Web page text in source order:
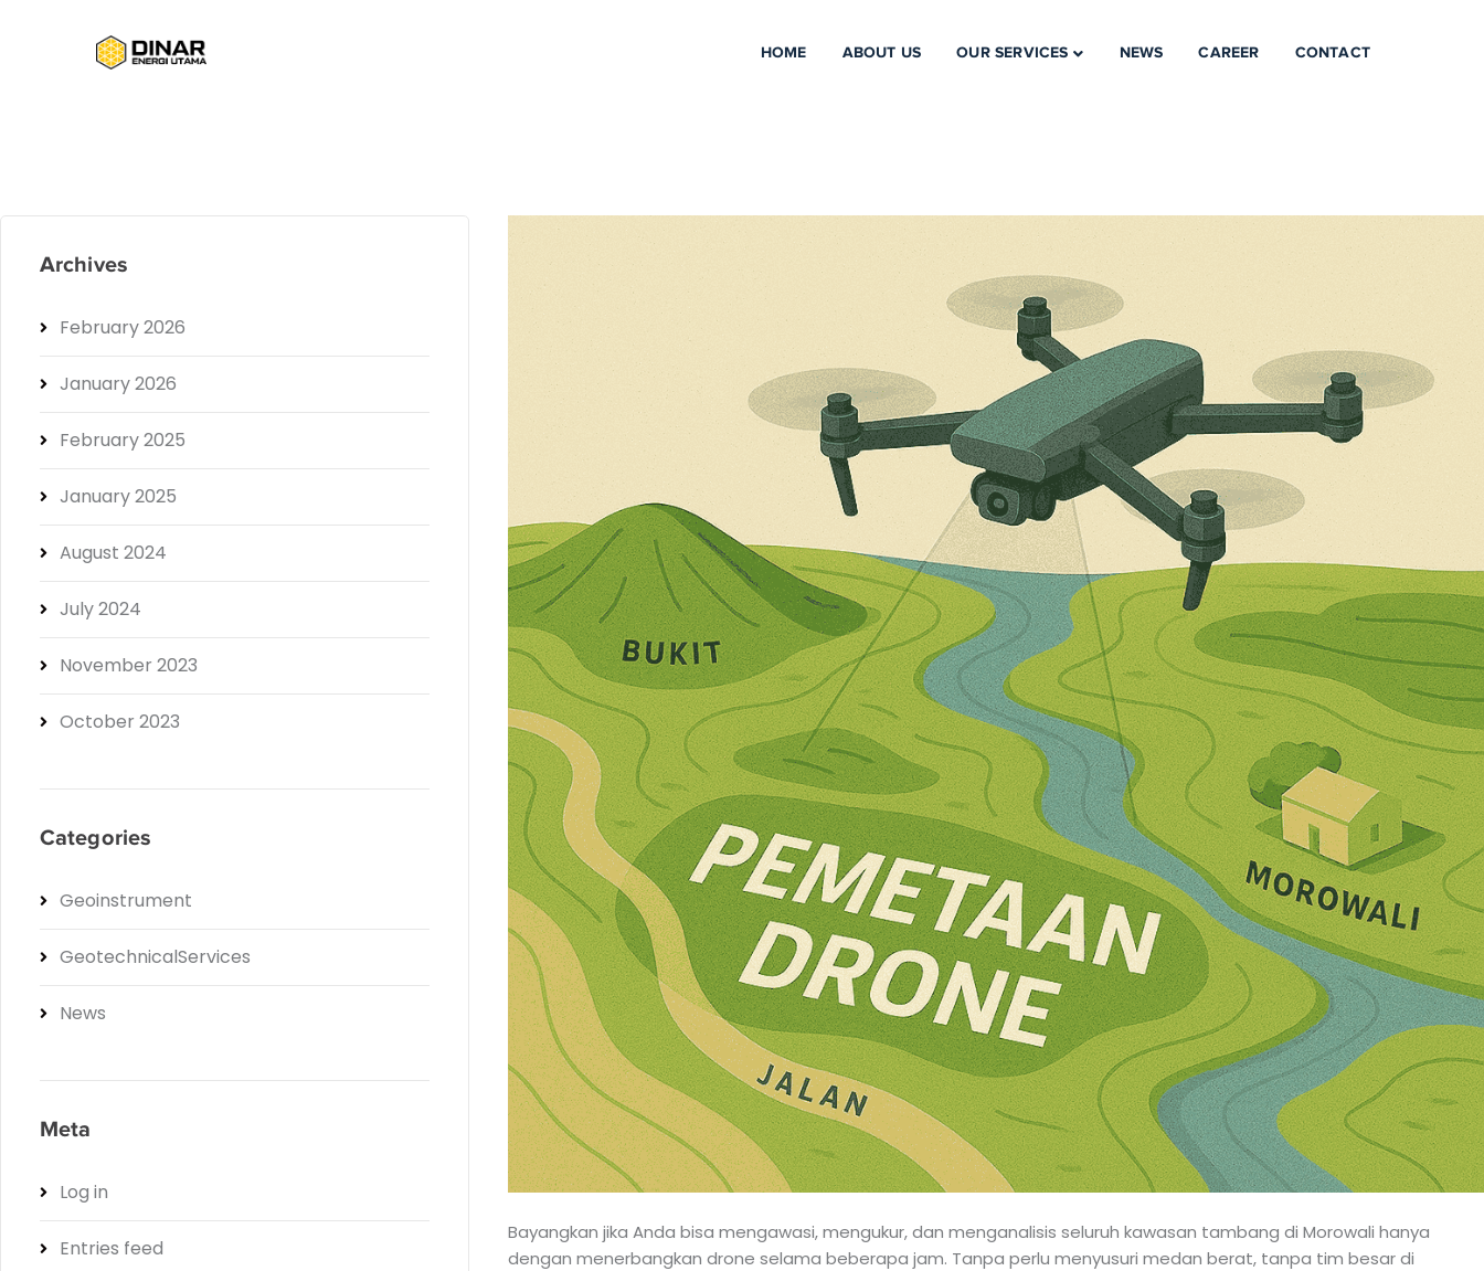
HOME ABOUT US OUR SERVICES NEWS CAREER CONTACT
Bayangkan jika Anda bisa mengawasi, mengukur, dan menganalisis seluruh kawasan tambang di Morowali hanya
dengan menerbangkan drone selama beberapa jam. Tanpa perlu menyusuri medan berat, tanpa tim besar di
Archives
February 2026
January 2026
February 2025
January 2025
August 2024
July 2024
November 2023
October 2023
Categories
Geoinstrument
GeotechnicalServices
News
Meta
Log in
Entries feed